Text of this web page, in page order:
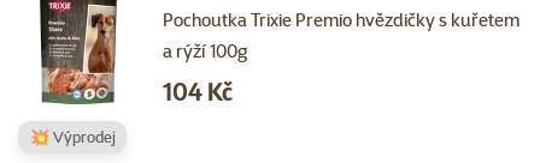
Pochoutka Trixie Premio hvězdičky s kuřetem
a rýží 100g
Cena
104 Kč
💥 Výprodej